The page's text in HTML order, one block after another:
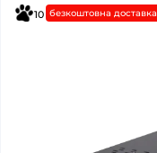
10 безкоштовна доставка